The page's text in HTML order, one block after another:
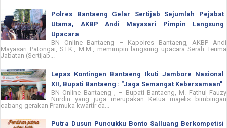
Polres Bantaeng Gelar Sertijab Sejumlah Pejabat
Utama, AKBP Andi Mayasari Pimpin Langsung
Upacara
BN Online Bantaeng – Kapolres Bantaeng, AKBP Andi
Mayasari Patongai, S.I.K., M.M., memimpin langsung upacara Serah Terima
Jabatan (Sertijab...
Lepas Kontingen Bantaeng Ikuti Jambore Nasional
XII, Bupati Bantaeng : "Jaga Semangat Kebersamaan"
BN Online Bantaeng , – Bupati Bantaeng, M. Fathul Fauzy
Nurdin yang juga merupakan Ketua majelis bimbingan
cabang gerakan Pramuka kwartir ca...
Putra Dusun Puncukku Bonto Salluang Berkompetisi